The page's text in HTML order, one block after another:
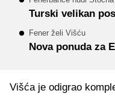
Turski velikan
Fener želi Višću
Nova ponuda za
Višća je odigrao